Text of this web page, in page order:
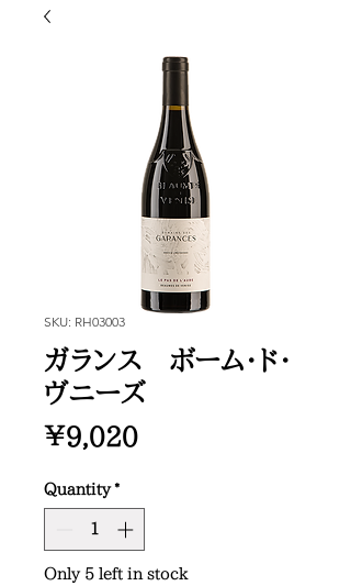
SKU: RH03003
ガランス ボーム・ド・
ヴニーズ
¥9,020Price
Quantity *
Only 5 left in stock